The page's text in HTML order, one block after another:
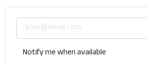
Notify me when available